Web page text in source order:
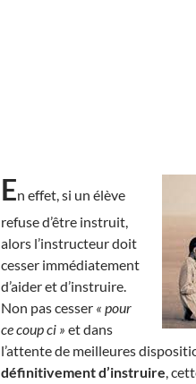
En effet, si un élève
refuse d’être instruit,
alors l’instructeur doit
cesser immédiatement
d’aider et d’instruire.
Non pas cesser « pour
ce coup ci » et dans
l’attente de meilleures
définitivement d’instruire,